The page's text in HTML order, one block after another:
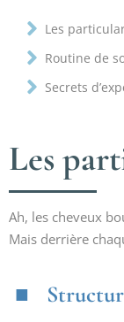
Les
Routine de
Secrets
Les
Ah, les cheveux
Mais derrière